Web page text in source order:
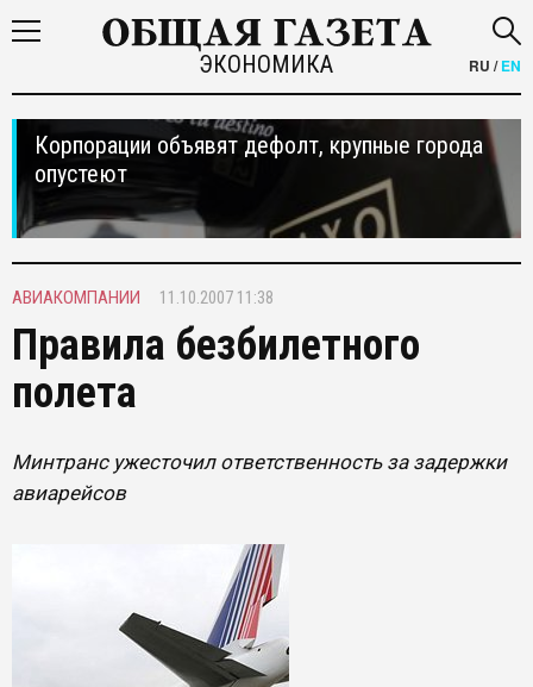
ЭКОНОМИКА RU /EN
Корпорации объявят дефолт, крупные города
опустеют
АВИАКОМПАНИИ 11.10.2007 11:38
Правила безбилетного
полета
Минтранс ужесточил ответственность за задержки
авиарейсов